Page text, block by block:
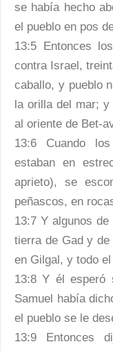
se había hecho
el pueblo en pos
13:5 Entonces
contra Israel,
caballo, y pueblo
la orilla del mar; y
al oriente de Bet-
13:6 Cuando
estaban en
aprieto), se
peñascos, en
13:7 Y algunos
tierra de Gad y de
en Gilgal, y todo
13:8 Y él esperó
Samuel había
el pueblo se le
13:9 Entonces